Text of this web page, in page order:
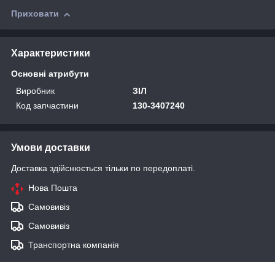
Приховати
Характеристики
Основні атрибути
Виробник
ЗІЛ
Код запчастини
130-3407240
Умови доставки
Доставка здійснюється тільки по передоплаті.
Нова Пошта
Самовивіз
Самовивіз
Транспортна компанія